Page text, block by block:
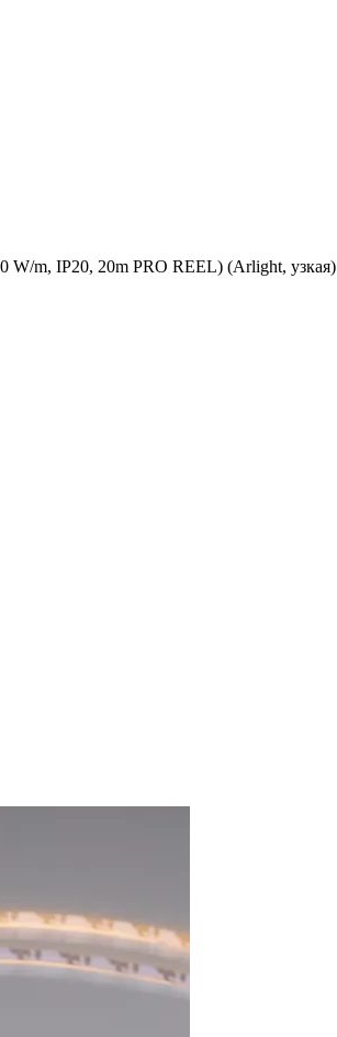
W/m, IP20, 20m PRO REEL) (Arlight, узкая)